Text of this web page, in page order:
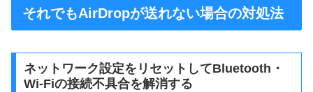
それでもAirDropが送れない場合の対処法
ネットワーク設定をリセットしてBluetooth・
Wi-Fiの接続不具合を解消する